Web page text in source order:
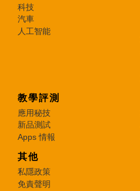
科技
汽車
人工智能
教學評測
應用秘技
新品測試
Apps 情報
其他
私隱政策
免責聲明